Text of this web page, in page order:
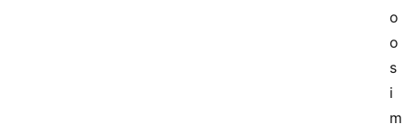
o
o
s
i
m